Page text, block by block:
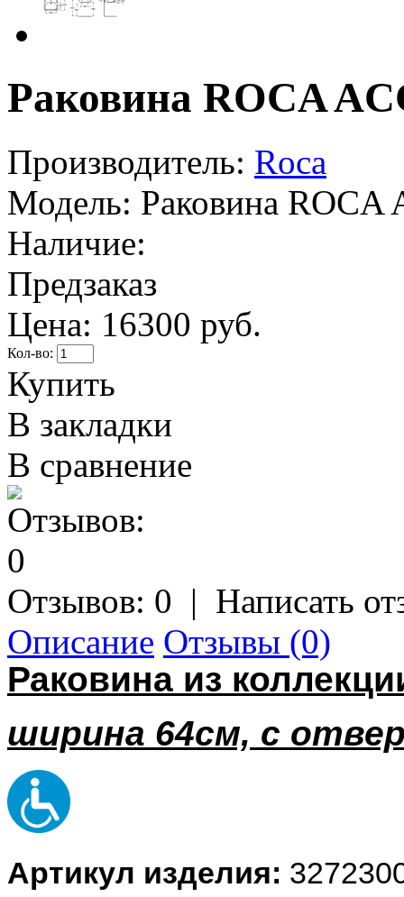
Раковина ROCA
Производитель: Roca
Модель: Раковина ROCA
Наличие:
Предзаказ
Цена: 16300 руб.
Кол-во:
Купить
В закладки
В сравнение
Отзывов: 0 | Написать
Описание Отзывы (0)
Раковина из
ширина 64см, с
Артикул изделия: